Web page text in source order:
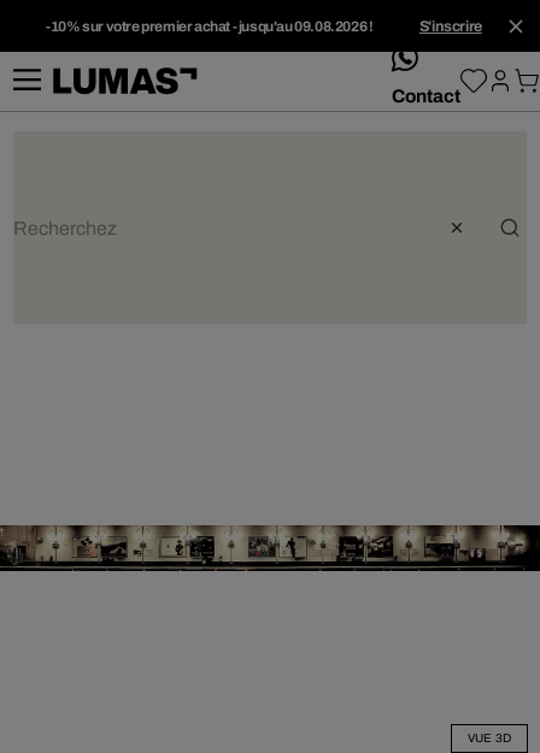
-10% sur votre premier achat - jusqu'au 09.08.2026 ! S'inscrire
whatsApp
Contact
VUE 3D